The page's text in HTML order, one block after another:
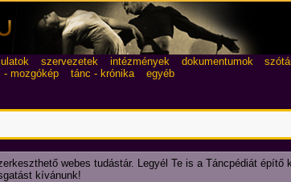
szervezetek intézmények dokumentumok
- mozgókép tánc - krónika
egyéb
webes tudástár. Legyél Te is a Táncpédiát
kívánunk!